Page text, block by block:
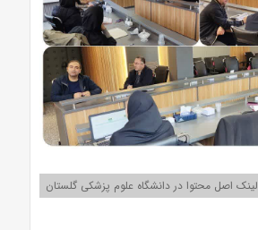
لینک اصل محتوا در دانشگاه علوم پزشکی گلستان